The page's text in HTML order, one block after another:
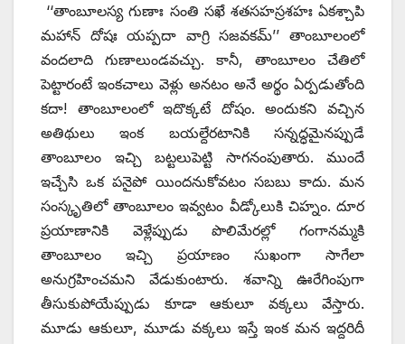
‘‘తాంబూలస్య గుణాః సంతి సఖే శతసహస్రశహః ఏకశ్చాపి
మహాన్‌ ‌దోషః యప్పదా వాగ్రి సజవకమ్‌’’ ‌తాంబూలంలో
వందలాది గుణాలుండవచ్చు. కానీ, తాంబూలం చేతిలో
పెట్టారంటే ఇంకచాలు వెళ్లు అనటం అనే అర్థం ఏర్పడుతోంది
కదా! తాంబూలంలో ఇదొక్కటే దోషం. అందుకని వచ్చిన
అతిథులు ఇంక బయల్దేరటానికి సన్నద్ధమైనప్పుడే
తాంబూలం ఇచ్చి బట్టలుపెట్టి సాగనంపుతారు. ముందే
ఇచ్చేసి ఒక పనైపో యిందనుకోవటం సబబు కాదు. మన
సంస్కృతిలో తాంబూలం ఇవ్వటం వీడ్కోలుకి చిహ్నం. దూర
ప్రయాణానికి వెళ్లేప్పుడు పొలిమేరల్లో గంగానమ్మకి
తాంబూలం ఇచ్చి ప్రయాణం సుఖంగా సాగేలా
అనుగ్రహించమని వేడుకుంటారు. శవాన్ని ఊరేగింపుగా
తీసుకుపోయేప్పుడు కూడా ఆకులూ వక్కలు వేస్తారు.
మూడు ఆకులూ, మూడు వక్కలు ఇస్తే ఇంక మన ఇద్దరిదీ